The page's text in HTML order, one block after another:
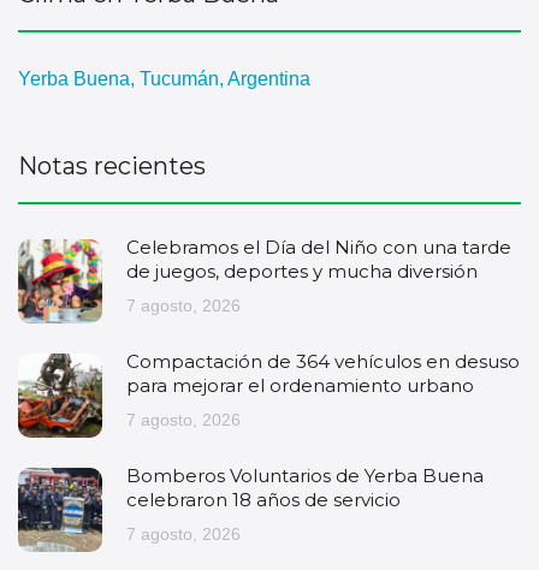
Yerba Buena, Tucumán, Argentina
Notas recientes
Celebramos el Día del Niño con una tarde
de juegos, deportes y mucha diversión
7 agosto, 2026
Compactación de 364 vehículos en desuso
para mejorar el ordenamiento urbano
7 agosto, 2026
Bomberos Voluntarios de Yerba Buena
celebraron 18 años de servicio
7 agosto, 2026